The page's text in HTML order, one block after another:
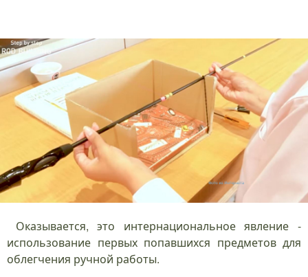
Оказывается, это интернациональное явление -
использование первых попавшихся предметов для
облегчения ручной работы.